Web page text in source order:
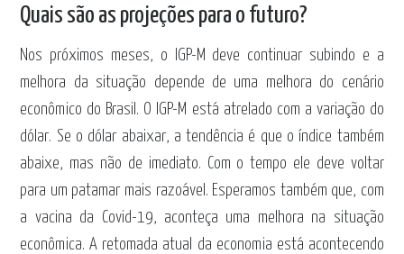
Quais são as projeções para o futuro?
Nos próximos meses, o IGP-M deve continuar subindo e a
melhora da situação depende de uma melhora do cenário
econômico do Brasil. O IGP-M está atrelado com a variação do
dólar. Se o dólar abaixar, a tendência é que o índice também
abaixe, mas não de imediato. Com o tempo ele deve voltar
para um patamar mais razoável. Esperamos também que, com
a vacina da Covid-19, aconteça uma melhora na situação
econômica. A retomada atual da economia está acontecendo